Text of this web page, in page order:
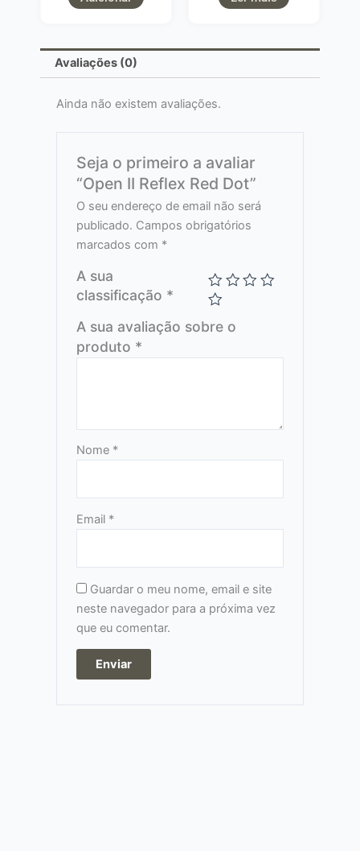
Avaliações (0)
Ainda não existem avaliações.
Seja o primeiro a avaliar
“Open II Reflex Red Dot”
O seu endereço de email não será
publicado. Campos obrigatórios
marcados com *
A sua
classificação *
A sua avaliação sobre o
produto *
Nome *
Email *
Guardar o meu nome, email e site
neste navegador para a próxima vez
que eu comentar.